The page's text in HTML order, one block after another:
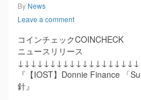
By News
Leave a comment
コインチェックCOINCHECK
ニュースリリース
『【IOST】Donnie Finance 「
針』